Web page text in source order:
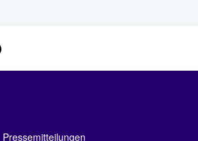
Pressemitteilungen